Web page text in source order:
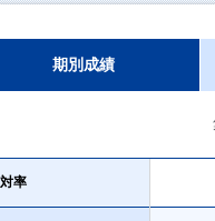
期別成績
率